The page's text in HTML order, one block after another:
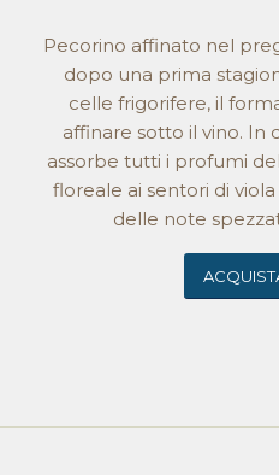
Pecorino affinato nel
dopo una prima
celle frigorifere, il
affinare sotto il vino. In
assorbe tutti i profumi
floreale ai sentori di
delle note